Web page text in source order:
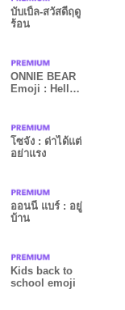
บับเบิ้ล-สวัสดีฤดู
ร้อน
ONNIE BEAR
Emoji : Hello
โซจัง : ด่าได้แต่
อย่าแรง
ออนนี่ แบร์ : อยู่
บ้าน
Kids back to
school emoji